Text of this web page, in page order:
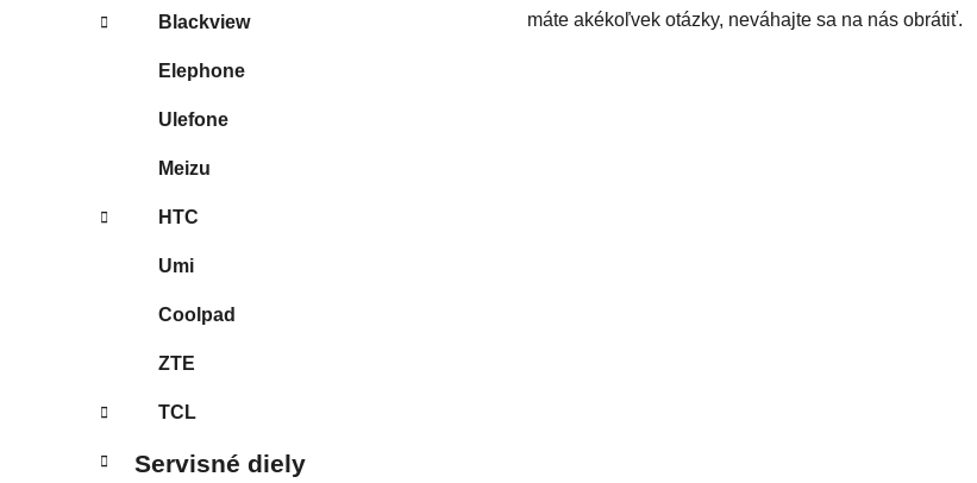
Blackview
Elephone
Ulefone
Meizu
HTC
Umi
Coolpad
ZTE
TCL
Servisné diely
máte akékoľvek otázky, neváhajte sa na nás obrátiť.